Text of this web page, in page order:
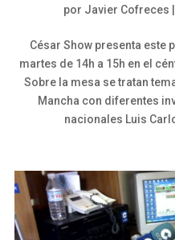
por Javier Cofreces
César Show presenta este
martes de 14h a 15h en el
Sobre la mesa se tratan
Mancha con diferentes
nacionales Luis